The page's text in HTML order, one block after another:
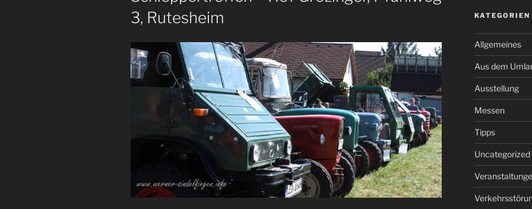
3, Rutesheim
KATEGORIEN
Allgemeines
Aus dem
Ausstellung
Messen
Tipps
Uncategorized